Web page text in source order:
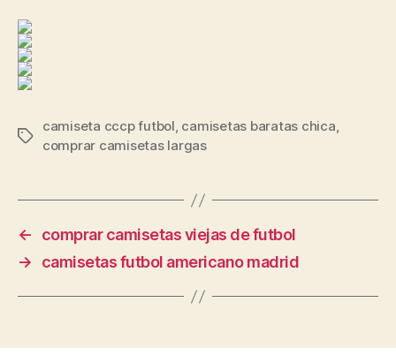
Etiquetas
camiseta cccp futbol, camisetas baratas chica,
comprar camisetas largas
←
comprar camisetas viejas de futbol
→
camisetas futbol americano madrid